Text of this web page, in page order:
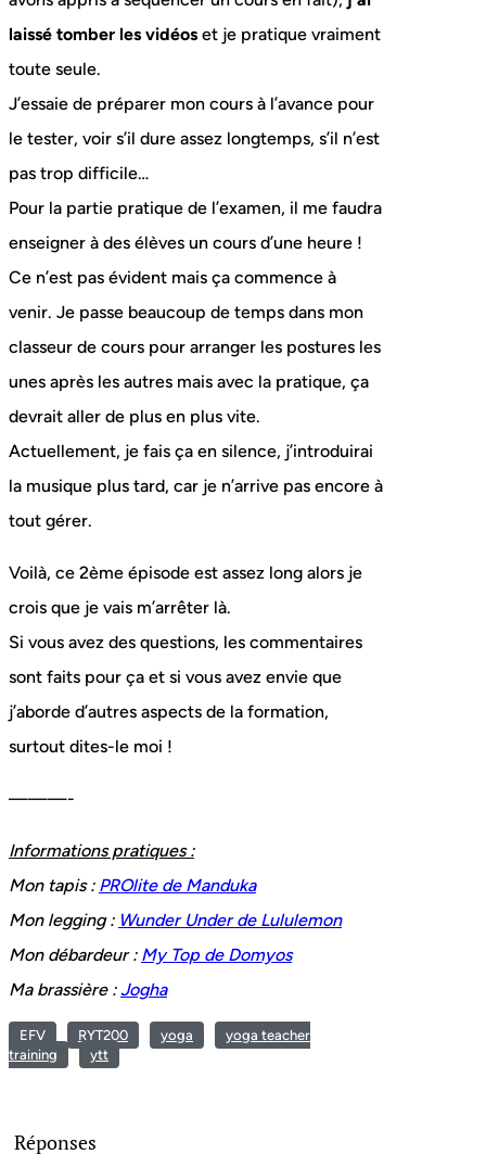
laissé tomber les vidéos et je pratique vraiment
toute seule.
J’essaie de préparer mon cours à l’avance pour
le tester, voir s’il dure assez longtemps, s’il n’est
pas trop difficile…
Pour la partie pratique de l’examen, il me faudra
enseigner à des élèves un cours d’une heure !
Ce n’est pas évident mais ça commence à
venir. Je passe beaucoup de temps dans mon
classeur de cours pour arranger les postures les
unes après les autres mais avec la pratique, ça
devrait aller de plus en plus vite.
Actuellement, je fais ça en silence, j’introduirai
la musique plus tard, car je n’arrive pas encore à
tout gérer.
Voilà, ce 2ème épisode est assez long alors je
crois que je vais m’arrêter là.
Si vous avez des questions, les commentaires
sont faits pour ça et si vous avez envie que
j’aborde d’autres aspects de la formation,
surtout dites-le moi !
———-
Informations pratiques :
Mon tapis : PROlite de Manduka
Mon legging : Wunder Under de Lululemon
Mon débardeur : My Top de Domyos
Ma brassière :Jogha
EFV RYT200 yoga
yoga teacher
training
ytt
Réponses